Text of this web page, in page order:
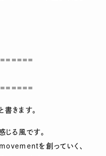
＝＝＝＝＝
＝＝＝＝＝
きます。
じる風です。
を創っていく、